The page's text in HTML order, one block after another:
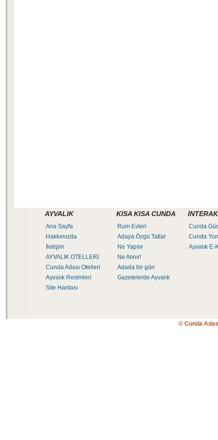
AYVALIK KISA KISA CUNDA
Ana Sayfa
Hakkımızda
İletişim
AYVALIK OTELLERİ
Cunda Adası Otelleri
Ayvalık Resimleri
Site Haritası
Rum Evleri
Adaya Özgü Tatlar
Ne Yapılır
Ne Alınır!
Adada bir gün
Gazetelerde Ayvalık
Cunda
Cunda
Ayvalık E-
© Cunda